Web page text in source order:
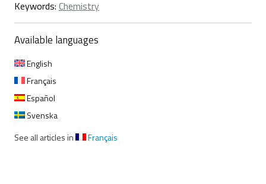
Keywords: Chemistry
Available languages
English
Français
Español
Svenska
See all articles in
Français